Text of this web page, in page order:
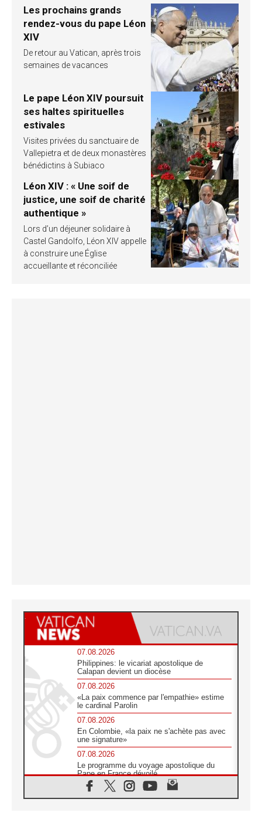
Les prochains grands
rendez-vous du pape Léon
XIV
De retour au Vatican, après trois
semaines de vacances
Le pape Léon XIV poursuit
ses haltes spirituelles
estivales
Visites privées du sanctuaire de
Vallepietra et de deux monastères
bénédictins à Subiaco
Léon XIV : « Une soif de
justice, une soif de charité
authentique »
Lors d’un déjeuner solidaire à
Castel Gandolfo, Léon XIV appelle
à construire une Église
accueillante et réconciliée
07.08.2026
Philippines: le vicariat apostolique de
Calapan devient un diocèse
07.08.2026
«La paix commence par l'empathie» estime
le cardinal Parolin
07.08.2026
En Colombie, «la paix ne s'achète pas avec
une signature»
07.08.2026
Le programme du voyage apostolique du
Pape en France dévoilé
07.08.2026
1ère Conférence continentale sur l'éducation